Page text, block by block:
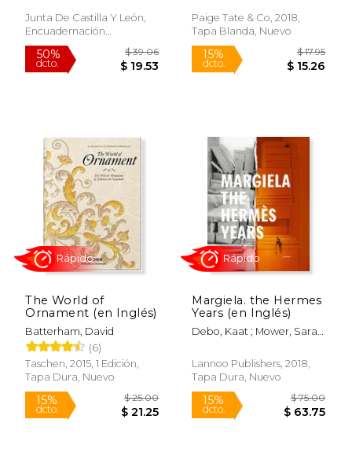
Junta De Castilla Y León,
Encuadernación
Desconocida, Nuevo
50%
dcto.
Paige Tate & Co, 2018,
Tapa Blanda, Nuevo
15%
dcto.
Rápido
The World of
Ornament (en Inglés)
Batterham, David
(6)
Taschen, 2015, 1 Edición,
Tapa Dura, Nuevo
Rápido
Margiela. the Hermes
Years (en Inglés)
Debo, Kaat ; Mower, Sarah
Lannoo Publishers, 2018,
Tapa Dura, Nuevo
Rápido